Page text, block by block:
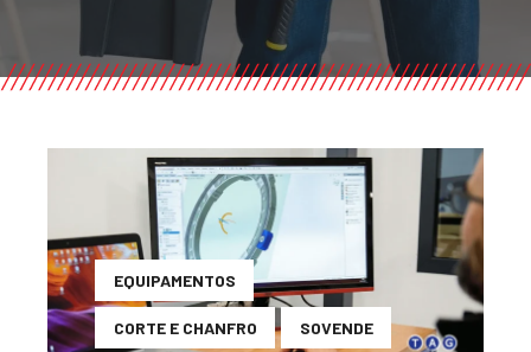
EQUIPAMENTOS
CORTE E CHANFRO SOVENDE